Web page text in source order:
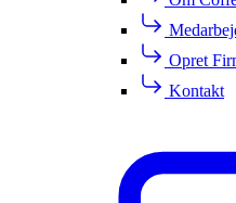
Opret
Kontakt